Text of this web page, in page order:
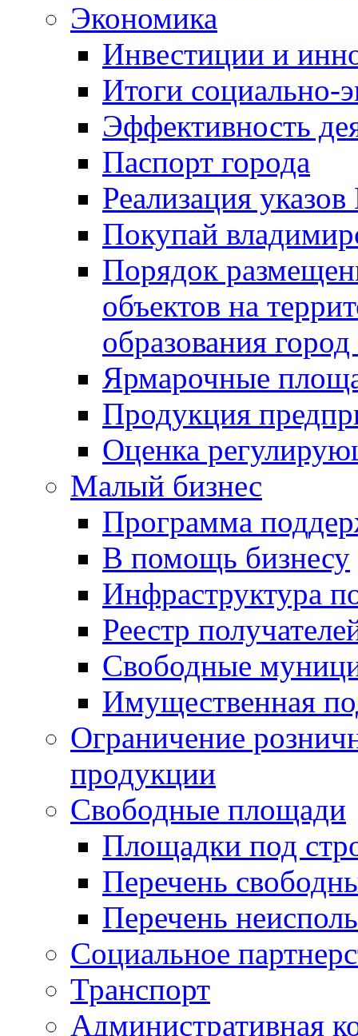
Экономика
Инвестиции и
Итоги социально-
Эффективность
Паспорт города
Реализация
Покупай
Порядок
объектов на
образования
Ярмарочные
Продукция
Оценка
Малый бизнес
Программа
В помощь бизнесу
Инфраструктура
Реестр
Свободные
Имущественная
Ограничение
продукции
Свободные площади
Площадки под
Перечень
Перечень
Социальное
Транспорт
Административная